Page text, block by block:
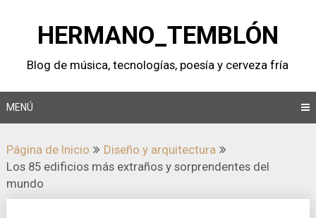
contenidoHERMANO_TEMBLÓN
Blog de música, tecnologí­as, poesí­a y cerveza frí­a
MENÚ
Página de Inicio
Diseño y arquitectura
Los 85 edificios más extraños y sorprendentes del
mundo